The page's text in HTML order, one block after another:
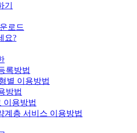
기
로드
요?
록방법
별 이용방법
방법
이용방법
계층 서비스 이용방법